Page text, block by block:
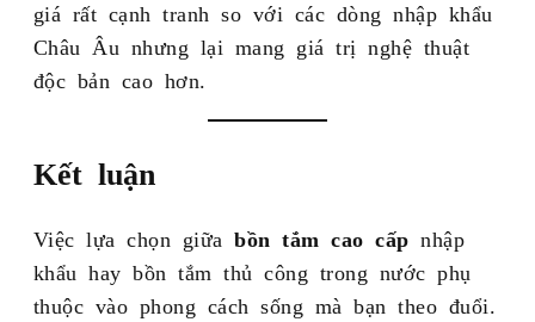
giá rất cạnh tranh so với các dòng nhập khẩu
Châu Âu nhưng lại mang giá trị nghệ thuật
độc bản cao hơn.
Kết luận
Việc lựa chọn giữabồn tắm cao cấp nhập
khẩu hay bồn tắm thủ công trong nước phụ
thuộc vào phong cách sống mà bạn theo đuổi.